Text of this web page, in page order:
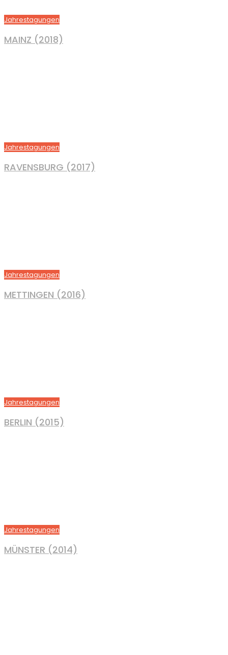
Jahrestagungen
MAINZ (2018)
Jahrestagungen
RAVENSBURG (2017)
Jahrestagungen
METTINGEN (2016)
Jahrestagungen
BERLIN (2015)
Jahrestagungen
MÜNSTER (2014)